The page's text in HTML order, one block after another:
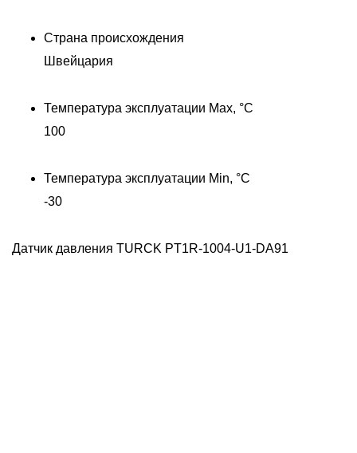
Страна происхождения
Швейцария
Температура эксплуатации Max, °C
100
Температура эксплуатации Min, °C
-30
Датчик давления TURCK PT1R-1004-U1-DA91